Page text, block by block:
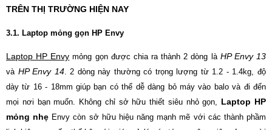
TRÊN THỊ TRƯỜNG HIỆN NAY
3.1. Laptop mỏng gọn HP Envy
Laptop HP Envy mỏng gọn được chia ra thành 2 dòng là HP Envy 13
và HP Envy 14. 2 dòng này thường có trọng lượng từ 1.2 - 1.4kg, độ
dày từ 16 - 18mm giúp bạn có thể dễ dàng bỏ máy vào balo và đi đến
mọi nơi bạn muốn. Không chỉ sở hữu thiết siêu nhỏ gọn, Laptop HP
mỏng nhẹ Envy còn sở hữu hiệu năng mạnh mẽ với các thành phầm